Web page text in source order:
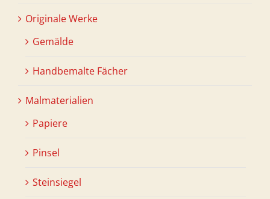
Originale Werke
Gemälde
Handbemalte Fächer
Malmaterialien
Papiere
Pinsel
Steinsiegel